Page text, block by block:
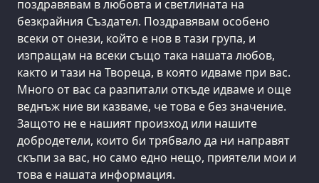
поздравявам в любовта и светлината на
безкрайния Създател. Поздравявам особено
всеки от онези, който е нов в тази група, и
изпращам на всеки също така нашата любов,
както и тази на Твореца, в която идваме при вас.
Много от вас са разпитали откъде идваме и още
веднъж ние ви казваме, че това е без значение.
Защото не е нашият произход или нашите
добродетели, които би трябвало да ни направят
скъпи за вас, но само едно нещо, приятели мои и
това е нашата информация.